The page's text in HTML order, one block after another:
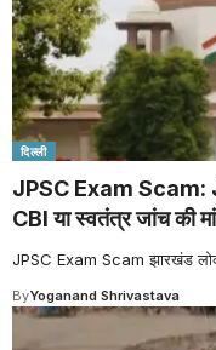
दिल्ली
JPSC Exam Scam:
CBI या स्वतंत्र जांच की
JPSC Exam Scam झारखंड
ByYoganand Shrivastava